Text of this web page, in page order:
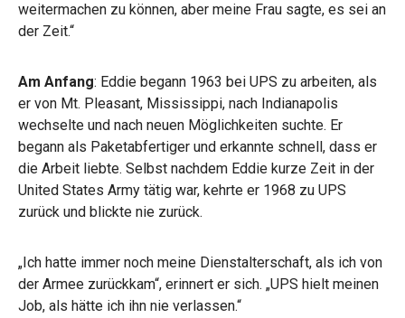
weitermachen zu können, aber meine Frau sagte, es sei an
der Zeit.“
Am Anfang: Eddie begann 1963 bei UPS zu arbeiten, als
er von Mt. Pleasant, Mississippi, nach Indianapolis
wechselte und nach neuen Möglichkeiten suchte. Er
begann als Paketabfertiger und erkannte schnell, dass er
die Arbeit liebte. Selbst nachdem Eddie kurze Zeit in der
United States Army tätig war, kehrte er 1968 zu UPS
zurück und blickte nie zurück.
„Ich hatte immer noch meine Dienstalterschaft, als ich von
der Armee zurückkam“, erinnert er sich. „UPS hielt meinen
Job, als hätte ich ihn nie verlassen.“